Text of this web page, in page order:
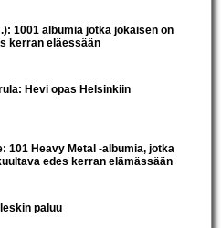
1001 albumia jotka jokaisen on
kerran eläessään
Hevi opas Helsinkiin
101 Heavy Metal -albumia, jotka
edes kerran elämässään
paluu